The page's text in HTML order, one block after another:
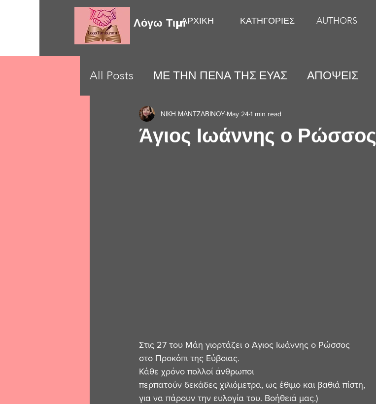
Λόγω ΤιμήςΑΡΧΙΚΗ ΚΑΤΗΓΟΡΙΕΣ AUTHORS
All Posts ΜΕ ΤΗΝ ΠΕΝΑ ΤΗΣ ΕΥΑΣ ΑΠΟΨΕΙΣ
LOVE MOMENTS ΕΙΚΑΣΤΙΚΕΣ ΤΕΧΝΕΣ
Άγιος Ιωάννης ο Ρώσσος
ΝΙΚΗ ΜΑΝΤΖΑΒΙΝΟΥ May 241 min read
Στις 27 του Μάη γιορτάζει ο Άγιος Ιωάννης ο Ρώσσος
στο Προκόπι της Εύβοιας.
Κάθε χρόνο πολλοί άνθρωποι
περπατούν δεκάδες χιλιόμετρα, ως έθιμο και βαθιά πίστη,
για να πάρουν την ευλογία του. Βοήθειά μας.)